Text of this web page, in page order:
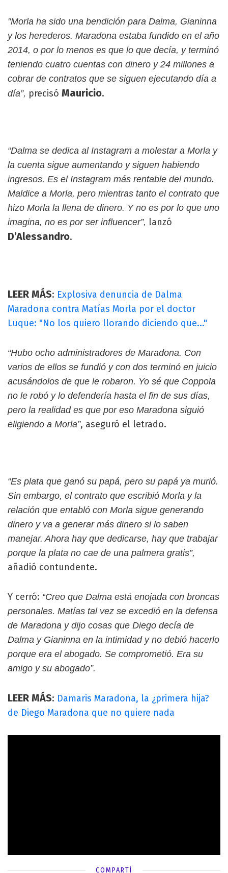
"Morla ha sido una bendición para Dalma, Gianinna
y los herederos. Maradona estaba fundido en el año
2014, o por lo menos es que lo que decía, y terminó
teniendo cuatro cuentas con dinero y 24 millones a
cobrar de contratos que se siguen ejecutando día a
día”, precisó Mauricio.
“Dalma se dedica al Instagram a molestar a Morla y
la cuenta sigue aumentando y siguen habiendo
ingresos. Es el Instagram más rentable del mundo.
Maldice a Morla, pero mientras tanto el contrato que
hizo Morla la llena de dinero. Y no es por lo que uno
imagina, no es por ser influencer”, lanzó
D’Alessandro.
LEER MÁS: Explosiva denuncia de Dalma
Maradona contra Matías Morla por el doctor
Luque: "No los quiero llorando diciendo que..."
“Hubo ocho administradores de Maradona. Con
varios de ellos se fundió y con dos terminó en juicio
acusándolos de que le robaron. Yo sé que Coppola
no le robó y lo defendería hasta el fin de sus días,
pero la realidad es que por eso Maradona siguió
eligiendo a Morla”, aseguró el letrado.
“Es plata que ganó su papá, pero su papá ya murió.
Sin embargo, el contrato que escribió Morla y la
relación que entabló con Morla sigue generando
dinero y va a generar más dinero si lo saben
manejar. Ahora hay que dedicarse, hay que trabajar
porque la plata no cae de una palmera gratis”,
añadió contundente.
Y cerró: “Creo que Dalma está enojada con broncas
personales. Matías tal vez se excedió en la defensa
de Maradona y dijo cosas que Diego decía de
Dalma y Gianinna en la intimidad y no debió hacerlo
porque era el abogado. Se comprometió. Era su
amigo y su abogado”.
LEER MÁS: Damaris Maradona, la ¿primera hija?
de Diego Maradona que no quiere nada
COMPARTÍ